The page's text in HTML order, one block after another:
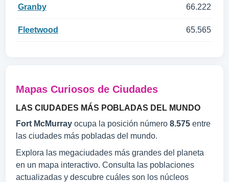
Granby 66.222
Fleetwood 65.565
Mapas Curiosos de Ciudades
LAS CIUDADES MÁS POBLADAS DEL MUNDO
Fort McMurray ocupa la posición número 8.575 entre
las ciudades más pobladas del mundo.
Explora las megaciudades más grandes del planeta
en un mapa interactivo. Consulta las poblaciones
actualizadas y descubre cuáles son los núcleos